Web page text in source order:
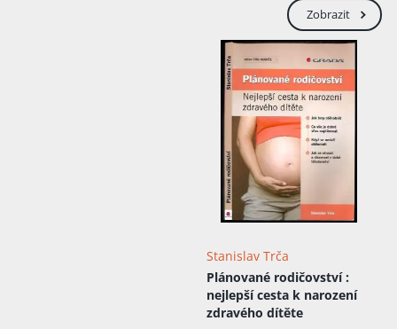
Zobrazit
Stanislav Trča
Plánované rodičovství:
nejlepší cesta k narození
zdravého dítěte